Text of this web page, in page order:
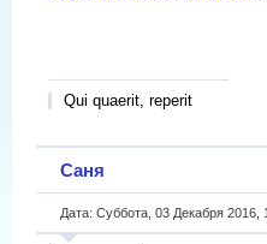
Qui quaerit, reperit
Саня
Дата: Суббота, 03 Декабря